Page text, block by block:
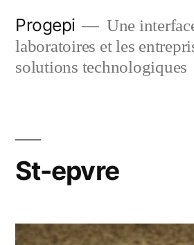
content
Progepi
Une
laboratoires et les
solutions technologiques
St-epvre